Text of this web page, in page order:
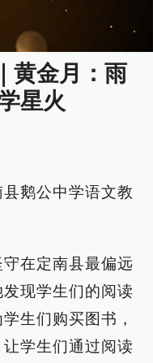
黄金月：雨
星火
鹅公中学语文教
在定南县最偏远
现学生们的阅读
生们购买图书，
学生们通过阅读